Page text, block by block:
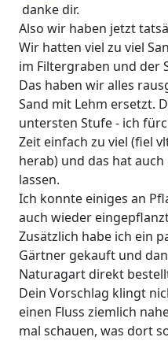
danke dir.
Also wir haben jetzt
Wir hatten viel zu viel
im Filtergraben und der
Das haben wir alles
Sand mit Lehm ersetzt.
untersten Stufe - ich
Zeit einfach zu viel (fiel
herab) und das hat
lassen.
Ich konnte einiges an
auch wieder
Zusätzlich habe ich ein
Gärtner gekauft und
Naturagart direkt
Dein Vorschlag klingt
einen Fluss ziemlich
mal schauen, was dort